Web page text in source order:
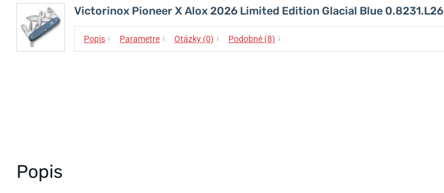
Victorinox Pioneer X Alox 2026 Limited Edition Glacial Blue 0.8231.L26
Popis ↓ Parametre ↓ Otázky (0) ↓ Podobné (8) ↓
Popis